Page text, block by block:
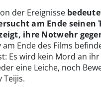
der Ereignisse
am Ende seinen
ihre Notwehr
am Ende des Films
Es wird kein Mord an
eine Leiche, noch
Teijis.